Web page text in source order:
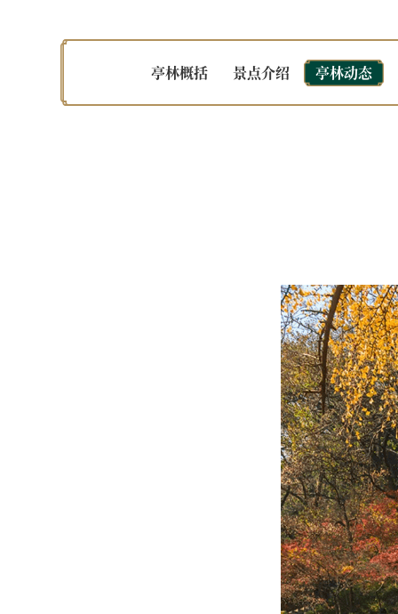
亭林概括 景点介绍 亭林动态